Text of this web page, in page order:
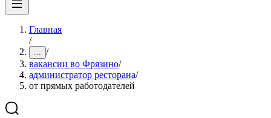
Главная
/
... /
вакансии во Фрязино/
администратор ресторана/
от прямых работодателей